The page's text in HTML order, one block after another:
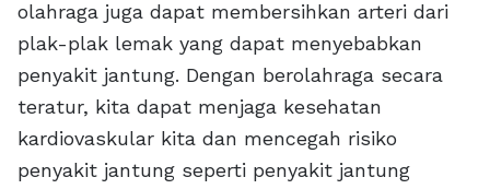
olahraga juga dapat membersihkan arteri dari
plak-plak lemak yang dapat menyebabkan
penyakit jantung. Dengan berolahraga secara
teratur, kita dapat menjaga kesehatan
kardiovaskular kita dan mencegah risiko
penyakit jantung seperti penyakit jantung